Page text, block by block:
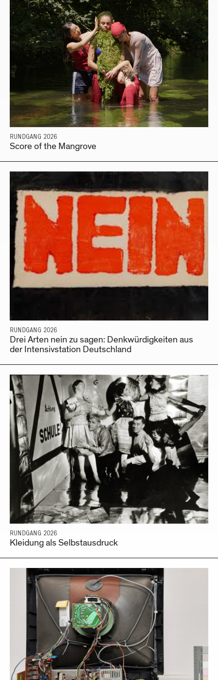
RUNDGANG 2026
Score of the Mangrove
RUNDGANG 2026
Drei Arten nein zu sagen: Denkwürdigkeiten aus
der Intensivstation Deutschland
RUNDGANG 2026
Kleidung als Selbstausdruck